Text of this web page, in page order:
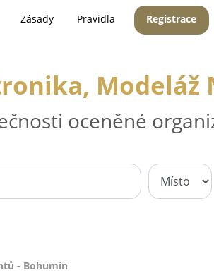
Zásady Pravidla Registrace
Modeláž
oceněné
- Bohumín